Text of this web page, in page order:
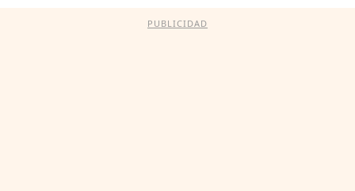
PUBLICIDAD